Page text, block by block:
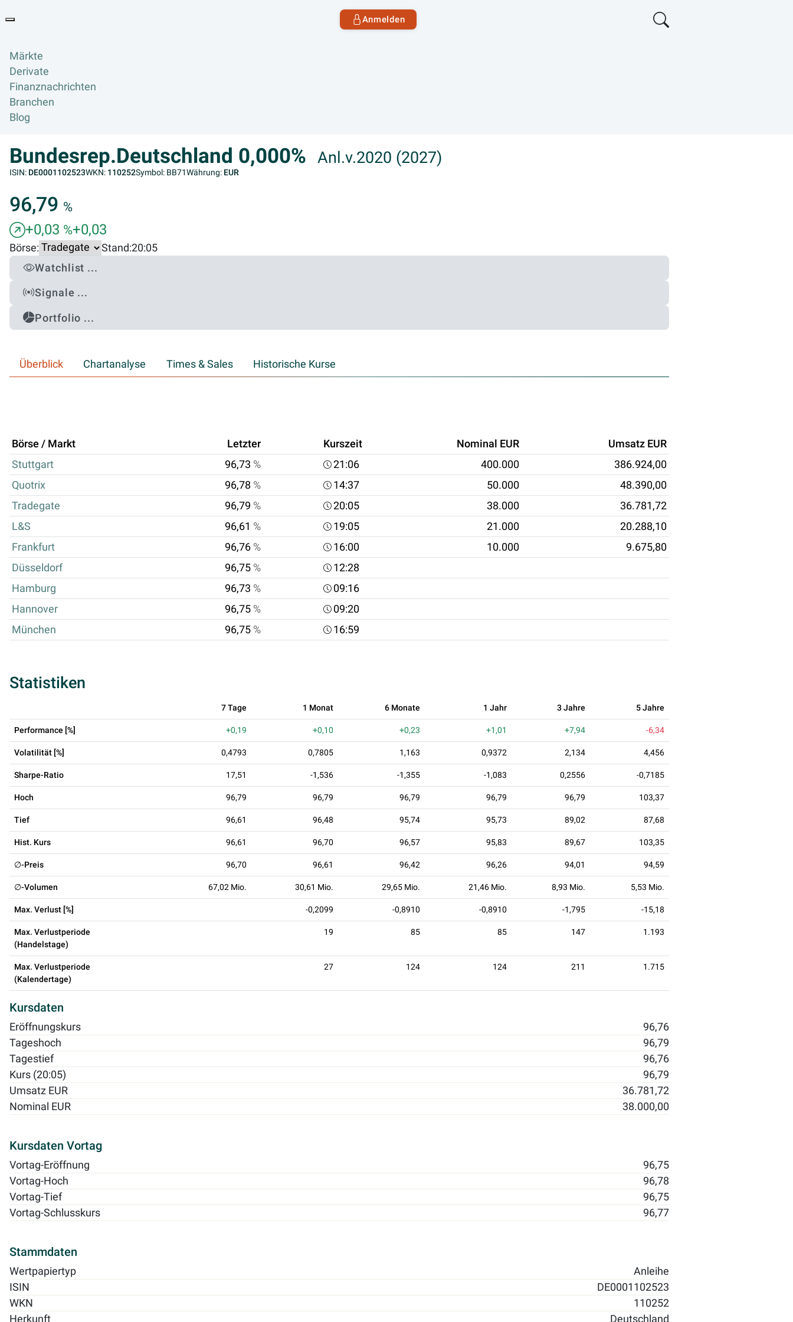
Anmelden
Märkte
Derivate
Finanznachrichten
Branchen
Blog
Bundesrep.Deutschland 0,000% Anl.v.2020 (2027)
ISIN: DE0001102523WKN: 110252Symbol: BB71Währung: EUR
96,79 %
+0,03 %+0,03
Börse: Stand:20:05
Watchlist ...
Signale ...
Portfolio ...
Überblick Chartanalyse Times & Sales Historische Kurse
Börse / Markt Letzter Kurszeit Nominal EUR
Umsatz EUR
Stuttgart
96,73 % 21:06 400.000
386.924,00
Quotrix
96,78 % 14:37 50.000
48.390,00
Tradegate
96,79 % 20:05 38.000
36.781,72
L&S
96,61 % 19:05 21.000
20.288,10
Frankfurt
96,76 % 16:00 10.000
9.675,80
Düsseldorf
96,75 %
12:28
Hamburg
96,73 %
09:16
Hannover
96,75 %
09:20
München
96,75 % 16:59
Statistiken
7 Tage 1 Monat 6 Monate 1 Jahr 3 Jahre 5 Jahre
Performance [%] +0,19 +0,10 +0,23 +1,01 +7,94 -6,34
Volatilität [%] 0,4793 0,7805 1,163 0,9372 2,134 4,456
Sharpe-Ratio 17,51 -1,536 -1,355 -1,083 0,2556 -0,7185
Hoch 96,79 96,79 96,79 96,79 96,79 103,37
Tief 96,61 96,48 95,74 95,73 89,02 87,68
Hist. Kurs 96,61 96,70 96,57 95,83 89,67 103,35
∅-Preis 96,70 96,61 96,42 96,26 94,01 94,59
∅-Volumen 67,02 Mio. 30,61 Mio. 29,65 Mio. 21,46 Mio. 8,93 Mio. 5,53 Mio.
Max. Verlust [%] -0,2099 -0,8910 -0,8910 -1,795 -15,18
Max. Verlustperiode
(Handelstage)
19 85 85 147 1.193
Max. Verlustperiode
(Kalendertage)
27 124 124 211 1.715
Kursdaten
Eröffnungskurs
96,76
Tageshoch
96,79
Tagestief
96,76
Kurs (20:05)
96,79
Umsatz EUR
36.781,72
Nominal EUR
38.000,00
Kursdaten Vortag
Vortag-Eröffnung
96,75
Vortag-Hoch
96,78
Vortag-Tief
96,75
Vortag-Schlusskurs
96,77
Stammdaten
Wertpapiertyp
Anleihe
ISIN
DE0001102523
WKN
110252
Herkunft
Deutschland